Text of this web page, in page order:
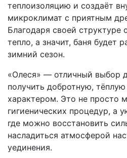
теплоизоляцию и создаёт
микроклимат с приятным
Благодаря своей
тепло, а значит, баня будет
зимний сезон.
«Олеся» — отличный выбор
получить добротную,
характером. Это не просто
гигиенических процедур, а
где можно восстановить
насладиться атмосферой
уединения.